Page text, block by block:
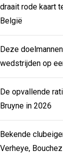
draait rode kaart
België
Deze
wedstrijden op
De opvallende
Bruyne in 2026
Bekende
Verheye,